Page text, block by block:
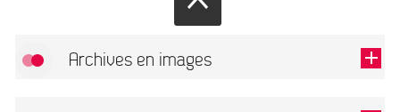
Archives en images